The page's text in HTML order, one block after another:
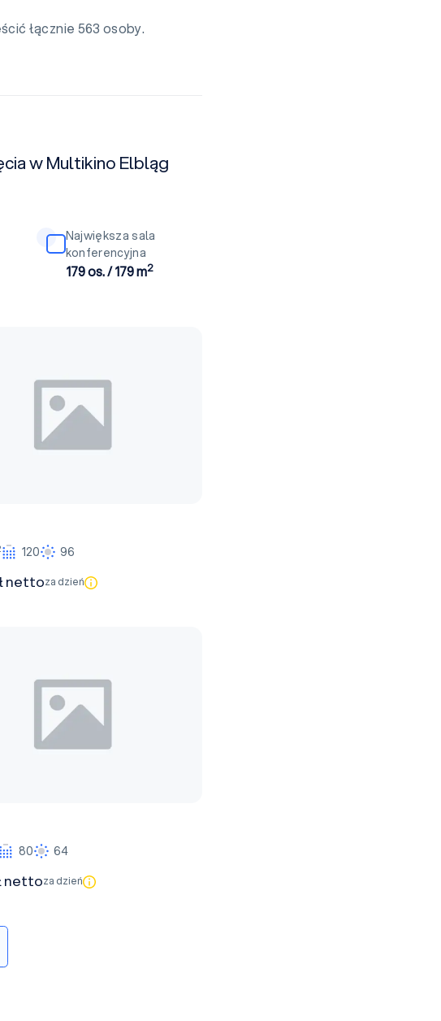
łącznie 563 osoby.
w Multikino Elbląg
Największa sala
konferencyjna
179 os. / 179 m2
120 96
nettoza dzień
80 64
nettoza dzień